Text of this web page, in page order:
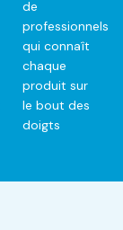
de
professionnels
qui connaît
chaque
produit sur
le bout des
doigts